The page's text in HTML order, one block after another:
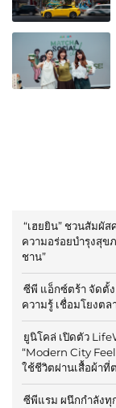
“เฮยยิน” ชวนสัมผั
ความอร่อยบำรุงสุข
ชาน”
ซีพี แอ็กซ์ตร้า จัดตั้ง
ความรู้ เชื่อมโยงต
ยูนิโคล่ เปิดตัว
“Modern City
ใช้ชีวิตผ่านเสื้อผ้าที่
ซีพีแรม ผนึกกำลังทุ